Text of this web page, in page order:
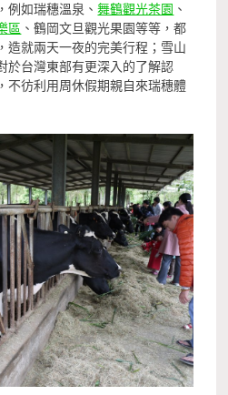
例如瑞穗溫泉、舞鶴觀光茶園 、
區 、鶴岡文旦觀光果園等等，都
造就兩天一夜的完美行程；雪山
於台灣東部有更深入的了解認
不彷利用周休假期親自來瑞穗體